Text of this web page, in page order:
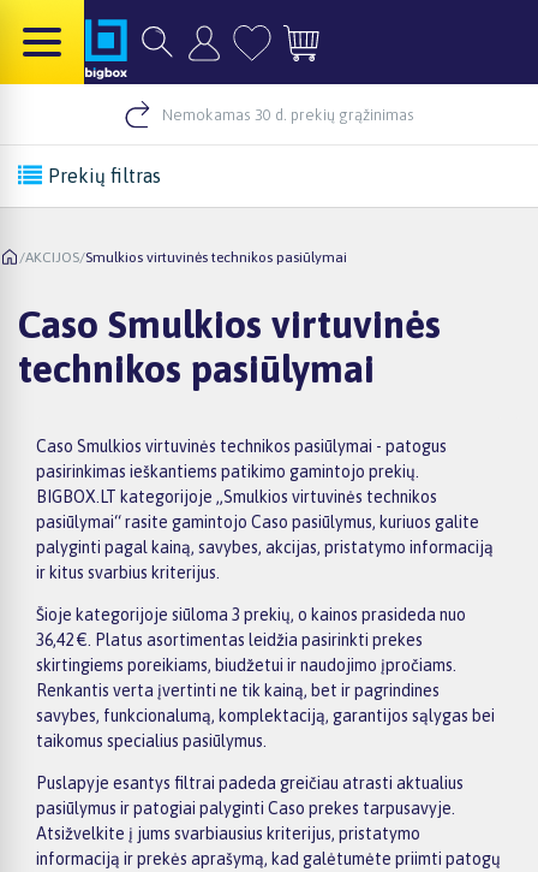
Nemokamas 30 d. prekių grąžinimas
Prekių filtras
/AKCIJOS/Smulkios virtuvinės technikos pasiūlymai
Caso Smulkios virtuvinės
technikos pasiūlymai
Caso Smulkios virtuvinės technikos pasiūlymai - patogus
pasirinkimas ieškantiems patikimo gamintojo prekių.
BIGBOX.LT kategorijoje „Smulkios virtuvinės technikos
pasiūlymai“ rasite gamintojo Caso pasiūlymus, kuriuos galite
palyginti pagal kainą, savybes, akcijas, pristatymo informaciją
ir kitus svarbius kriterijus.
Šioje kategorijoje siūloma 3 prekių, o kainos prasideda nuo
36,42 €. Platus asortimentas leidžia pasirinkti prekes
skirtingiems poreikiams, biudžetui ir naudojimo įpročiams.
Renkantis verta įvertinti ne tik kainą, bet ir pagrindines
savybes, funkcionalumą, komplektaciją, garantijos sąlygas bei
taikomus specialius pasiūlymus.
Puslapyje esantys filtrai padeda greičiau atrasti aktualius
pasiūlymus ir patogiai palyginti Caso prekes tarpusavyje.
Atsižvelkite į jums svarbiausius kriterijus, pristatymo
informaciją ir prekės aprašymą, kad galėtumėte priimti patogų